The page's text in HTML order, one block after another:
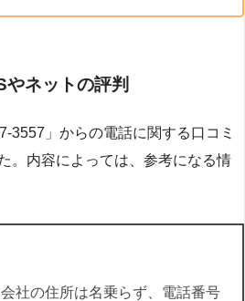
ネットの評判
3557」からの電話に関する口コミ
。内容によっては、参考になる情
社の住所は名乗らず、電話番号